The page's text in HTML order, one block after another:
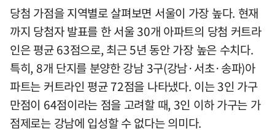
당첨 가점을 지역별로 살펴보면 서울이 가장 높다. 현재
까지 당첨자 발표를 한 서울 30개 아파트의 당첨 커트라
인은 평균 63점으로, 최근 5년 동안 가장 높은 수치다.
특히, 8개 단지를 분양한 강남 3구(강남·서초·송파)아
파트는 커트라인 평균 72점을 나타냈다. 이는 3인 가구
만점이 64점이라는 점을 고려할 때, 3인 이하 가구는 가
점제로는 강남에 입성할 수 없다는 의미다.